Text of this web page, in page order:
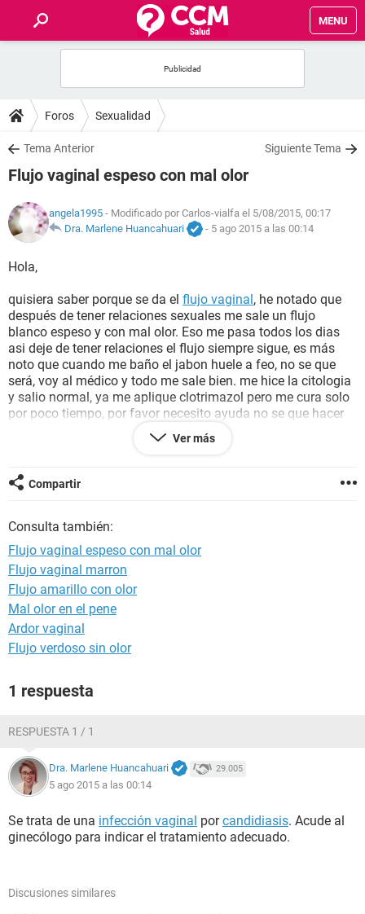
MENU
FOROS
SALUD
FAMILIA
NUTRICIÓN
BIENESTAR
SEXUALIDAD
GLOSARIO
Foros Sexualidad
Tema Anterior Siguiente Tema
Flujo vaginal espeso con mal olor
angela1995 - Modificado por Carlos-vialfa el 5/08/2015, 00:17
Dra. Marlene Huancahuari
- 5 ago 2015 a las 00:14
Hola,
quisiera saber porque se da el flujo vaginal, he notado que
después de tener relaciones sexuales me sale un flujo
blanco espeso y con mal olor. Eso me pasa todos los dias
asi deje de tener relaciones el flujo siempre sigue, es más
noto que cuando me baño el jabon huele a feo, no se que
será, voy al médico y todo me sale bien. me hice la citologia
y salio normal, ya me aplique clotrimazol pero me cura solo
por poco tiempo, por favor necesito ayuda no se que hacer
me siento incomoda ya que mi ropa interior siempre
agradesco sus respuestas estare atenta.
Ver más
Compartir
Consulta también:
Flujo vaginal espeso con mal olor
Flujo vaginal marron
Flujo amarillo con olor
Mal olor en el pene
Ardor vaginal
Flujo verdoso sin olor
1 respuesta
RESPUESTA 1 / 1
Dra. Marlene Huancahuari 29.005
5 ago 2015 a las 00:14
Se trata de una infección vaginal porcandidiasis. Acude al
ginecólogo para indicar el tratamiento adecuado.
Discusiones similares